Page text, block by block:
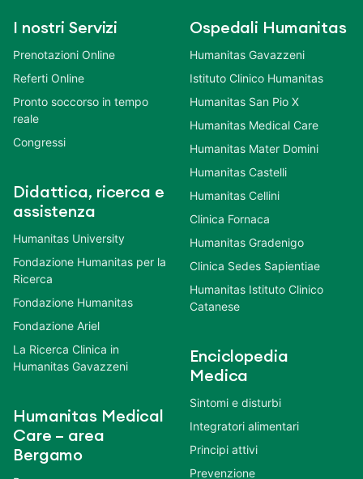
I nostri Servizi
Prenotazioni Online
Referti Online
Pronto soccorso in tempo
reale
Congressi
Didattica, ricerca e
assistenza
Humanitas University
Fondazione Humanitas per la
Ricerca
Fondazione Humanitas
Fondazione Ariel
La Ricerca Clinica in
Humanitas Gavazzeni
Humanitas Medical
Care – area
Bergamo
Ospedali Humanitas
Humanitas Gavazzeni
Istituto Clinico Humanitas
Humanitas San Pio X
Humanitas Medical Care
Humanitas Mater Domini
Humanitas Castelli
Humanitas Cellini
Clinica Fornaca
Humanitas Gradenigo
Clinica Sedes Sapientiae
Humanitas Istituto Clinico
Catanese
Enciclopedia
Medica
Sintomi e disturbi
Integratori alimentari
Principi attivi
Prevenzione